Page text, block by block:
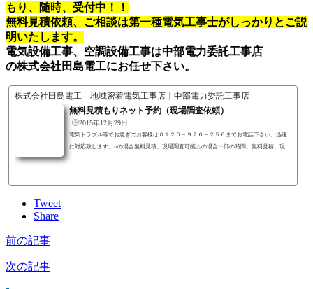
もり、随時、受付中！！
無料見積依頼、ご相談は第一種電気工事士がしっかりとご説
明いたします。
電気設備工事、空調設備工事は中部電力委託工事店
の株式会社田島電工にお任せ下さい。
株式会社田島電工 地域密着電気工事店｜中部電力委託工事店
無料見積もりネット予約（現場調査依頼）
2015年12月29日
電気トラブル等でお急ぎのお客様は０１２０－９７６－２５６までお電話下さい。迅速
に対応致します。○の場合無料見積、現場調査可能△の場合一部の時間、無料見積、現場
Tweet
Share
前の記事
次の記事